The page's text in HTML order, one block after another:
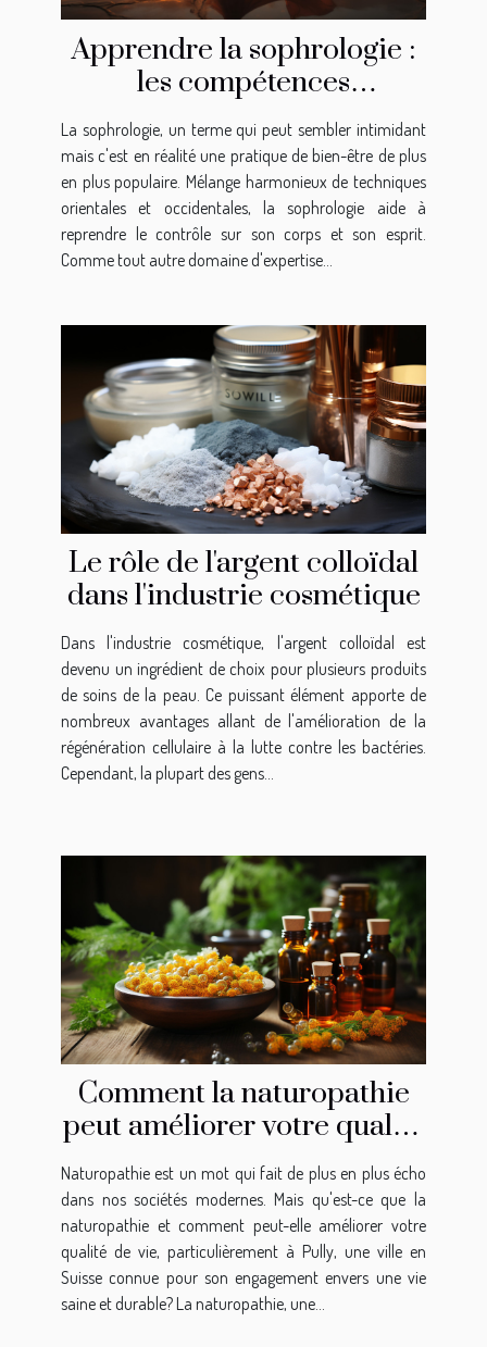
Apprendre la sophrologie :
les compétences
nécessaires
La sophrologie, un terme qui peut sembler intimidant
mais c'est en réalité une pratique de bien-être de plus
en plus populaire. Mélange harmonieux de techniques
orientales et occidentales, la sophrologie aide à
reprendre le contrôle sur son corps et son esprit.
Comme tout autre domaine d'expertise...
Le rôle de l'argent colloïdal
dans l'industrie cosmétique
Dans l'industrie cosmétique, l'argent colloïdal est
devenu un ingrédient de choix pour plusieurs produits
de soins de la peau. Ce puissant élément apporte de
nombreux avantages allant de l'amélioration de la
régénération cellulaire à la lutte contre les bactéries.
Cependant, la plupart des gens...
Comment la naturopathie
peut améliorer votre qualité
de vie à Pully
Naturopathie est un mot qui fait de plus en plus écho
dans nos sociétés modernes. Mais qu'est-ce que la
naturopathie et comment peut-elle améliorer votre
qualité de vie, particulièrement à Pully, une ville en
Suisse connue pour son engagement envers une vie
saine et durable? La naturopathie, une...